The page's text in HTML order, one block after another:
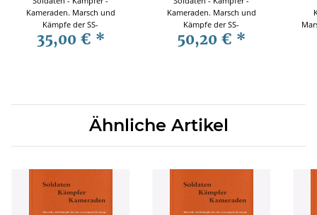
Kameraden. Marsch und
Kämpfe der SS-
Totenkopfdivision Band 1 -
Vopersal
35,00 € *
Kameraden. Marsch und
Kämpfe der SS-
Totenkopfdivision Band 2b
- Vopersal
50,20 € *
Ähnliche Artikel